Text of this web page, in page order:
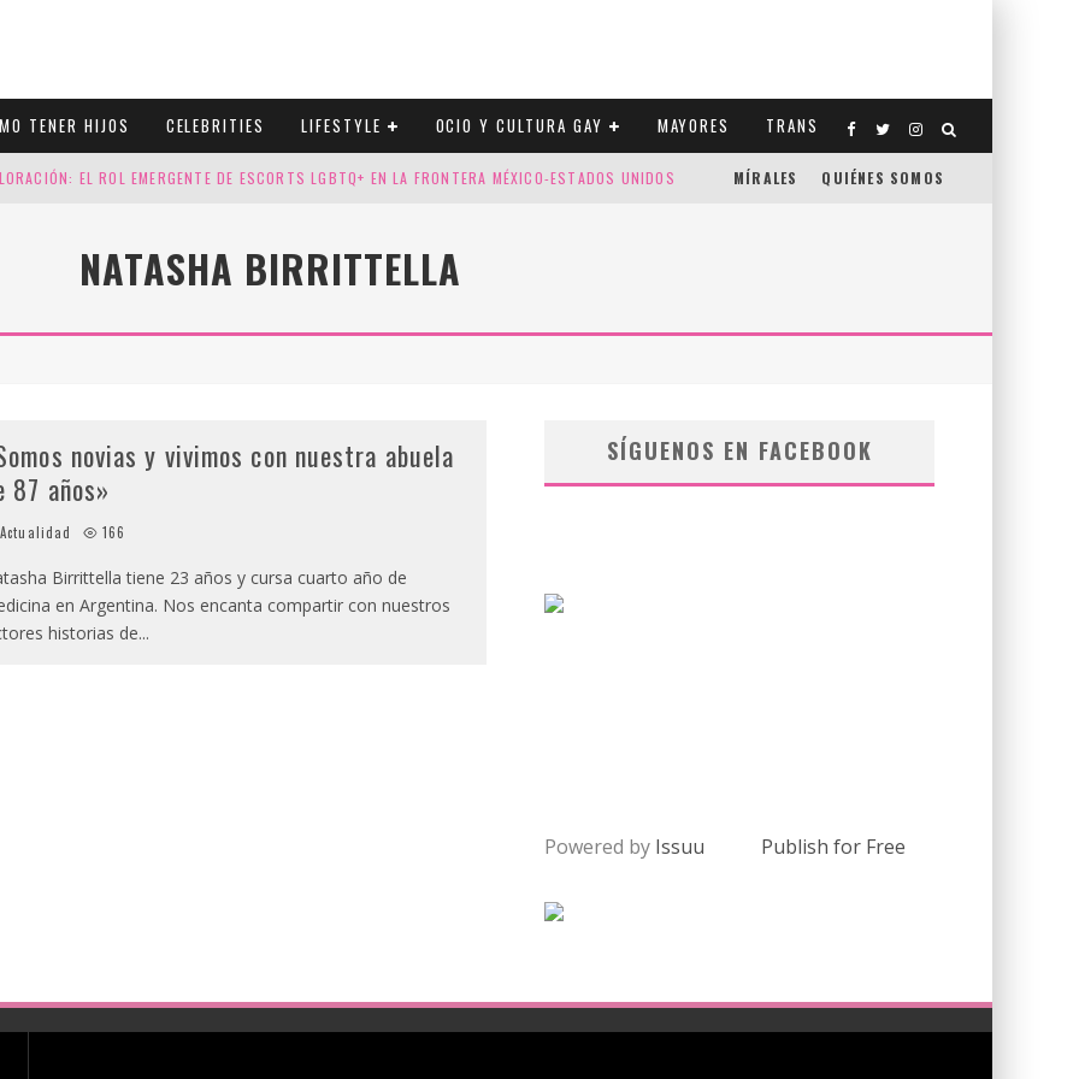
TENER HIJOS CELEBRITIES LIFESTYLE OCIO Y CULTURA GAY MAYORES TRANS
EL ROL EMERGENTE DE ESCORTS LGBTQ+ EN LA FRONTERA MÉXICO-ESTADOS UNIDOS
CUATRO SELLOS QUE HONRAN LA HISTORIA LGTB
MÍRALES QUIÉNES SOMOS
NATASHA BIRRITTELLA
novias y vivimos con nuestra abuela
87 años»
Actualidad 166
Birrittella tiene 23 años y cursa cuarto año de
en Argentina. Nos encanta compartir con nuestros
historias de...
SÍGUENOS EN FACEBOOK
Powered by Issuu Publish for Free